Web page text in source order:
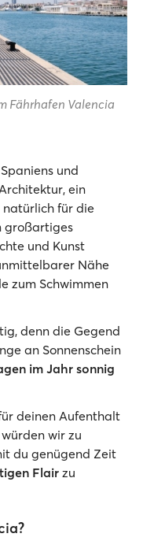
Fährhafen Valencia
und
ein
natürlich für die
großartiges
und Kunst
Nähe
zum Schwimmen
denn die Gegend
an Sonnenschein
im Jahr sonnig
deinen Aufenthalt
wir zu
du genügend Zeit
Flairzu